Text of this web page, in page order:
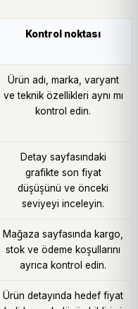
Kontrol noktası
Ürün adı, marka, varyant
ve teknik özellikleri aynı mı
kontrol edin.
Detay sayfasındaki
grafikte son fiyat
düşüşünü ve önceki
seviyeyi inceleyin.
Mağaza sayfasında kargo,
stok ve ödeme koşullarını
ayrıca kontrol edin.
Ürün detayında hedef fiyat